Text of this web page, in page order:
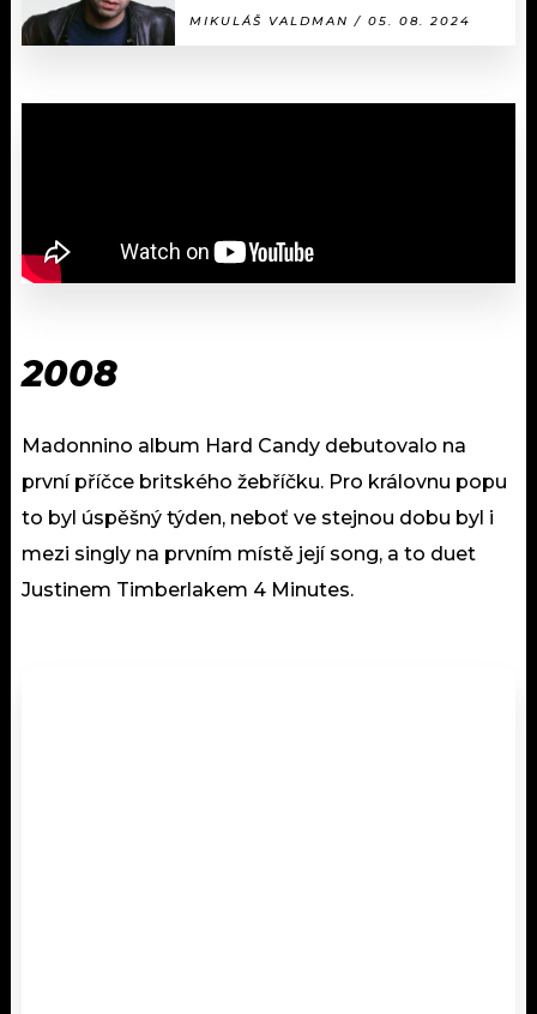
MIKULÁŠ VALDMAN / 05. 08. 2024
2008
Madonnino album Hard Candy debutovalo na
první příčce britského žebříčku. Pro královnu popu
to byl úspěšný týden, neboť ve stejnou dobu byl i
mezi singly na prvním místě její song, a to duet
Justinem Timberlakem 4 Minutes.